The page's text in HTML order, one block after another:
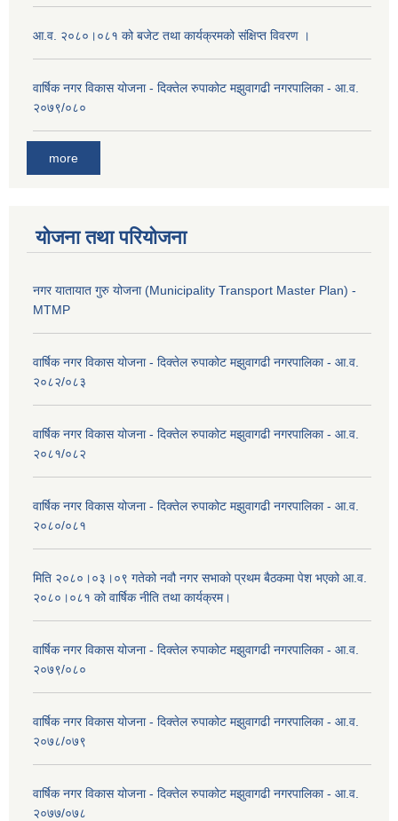
आ.व. २०८०।०८१ को बजेट तथा कार्यक्रमको संक्षिप्त विवरण ।
वार्षिक नगर विकास योजना - दिक्तेल रुपाकोट मझुवागढी नगरपालिका - आ.व.
२०७९/०८०
more
योजना तथा परियोजना
नगर यातायात गुरु योजना (Municipality Transport Master Plan) -
MTMP
वार्षिक नगर विकास योजना - दिक्तेल रुपाकोट मझुवागढी नगरपालिका - आ.व.
२०८२/०८३
वार्षिक नगर विकास योजना - दिक्तेल रुपाकोट मझुवागढी नगरपालिका - आ.व.
२०८१/०८२
वार्षिक नगर विकास योजना - दिक्तेल रुपाकोट मझुवागढी नगरपालिका - आ.व.
२०८०/०८१
मिति २०८०।०३।०९ गतेको नवौ नगर सभाको प्रथम बैठकमा पेश भएको आ.व.
२०८०।०८१ को वार्षिक नीति तथा कार्यक्रम।
वार्षिक नगर विकास योजना - दिक्तेल रुपाकोट मझुवागढी नगरपालिका - आ.व.
२०७९/०८०
वार्षिक नगर विकास योजना - दिक्तेल रुपाकोट मझुवागढी नगरपालिका - आ.व.
२०७८/०७९
वार्षिक नगर विकास योजना - दिक्तेल रुपाकोट मझुवागढी नगरपालिका - आ.व.
२०७७/०७८